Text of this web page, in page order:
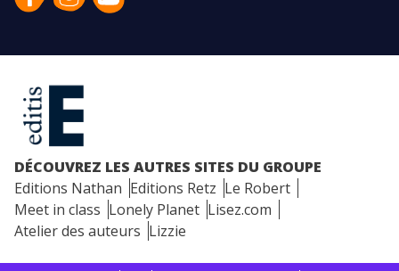
DÉCOUVREZ LES AUTRES SITES DU GROUPE
Editions Nathan Editions Retz Le Robert
Meet in class Lonely Planet Lisez.com
Atelier des auteurs Lizzie